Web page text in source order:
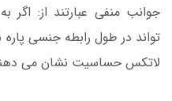
جوانب منفی عبارتند از:
تواند در طول رابطه جنسی
لاتکس حساسیت نشان می